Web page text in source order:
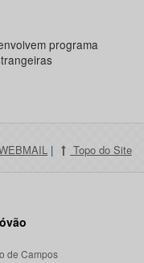
programa
| Topo do Site
de Campos